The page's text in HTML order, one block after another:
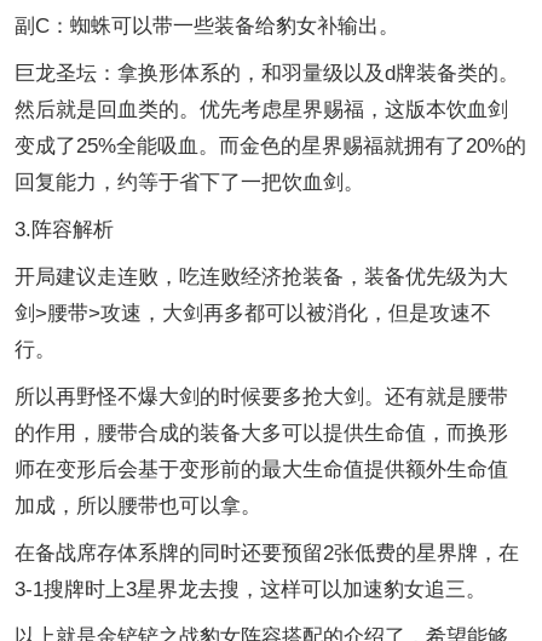
副C：蜘蛛可以带一些装备给豹女补输出。
巨龙圣坛：拿换形体系的，和羽量级以及d牌装备类的。
然后就是回血类的。优先考虑星界赐福，这版本饮血剑
变成了25%全能吸血。而金色的星界赐福就拥有了20%的
回复能力，约等于省下了一把饮血剑。
3.阵容解析
开局建议走连败，吃连败经济抢装备，装备优先级为大
剑>腰带>攻速，大剑再多都可以被消化，但是攻速不
行。
所以再野怪不爆大剑的时候要多抢大剑。还有就是腰带
的作用，腰带合成的装备大多可以提供生命值，而换形
师在变形后会基于变形前的最大生命值提供额外生命值
加成，所以腰带也可以拿。
在备战席存体系牌的同时还要预留2张低费的星界牌，在
3-1搜牌时上3星界龙去搜，这样可以加速豹女追三。